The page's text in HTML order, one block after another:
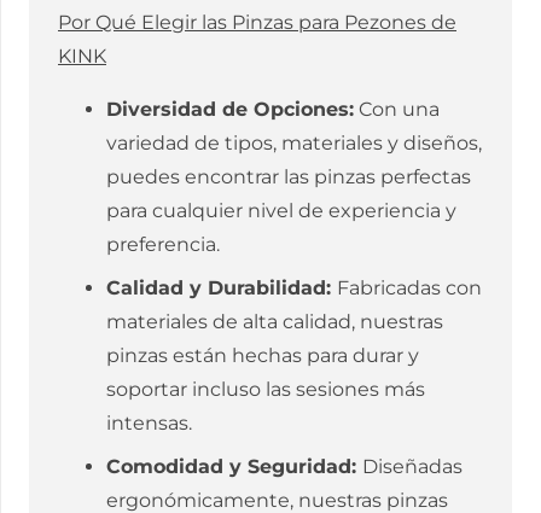
Por Qué Elegir las Pinzas para Pezones de
KINK
Diversidad de Opciones: Con una
variedad de tipos, materiales y diseños,
puedes encontrar las pinzas perfectas
para cualquier nivel de experiencia y
preferencia.
Calidad y Durabilidad: Fabricadas con
materiales de alta calidad, nuestras
pinzas están hechas para durar y
soportar incluso las sesiones más
intensas.
Comodidad y Seguridad: Diseñadas
ergonómicamente, nuestras pinzas